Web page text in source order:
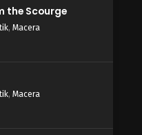
18, 2025
izle
the Scourge
, Macera
, Macera